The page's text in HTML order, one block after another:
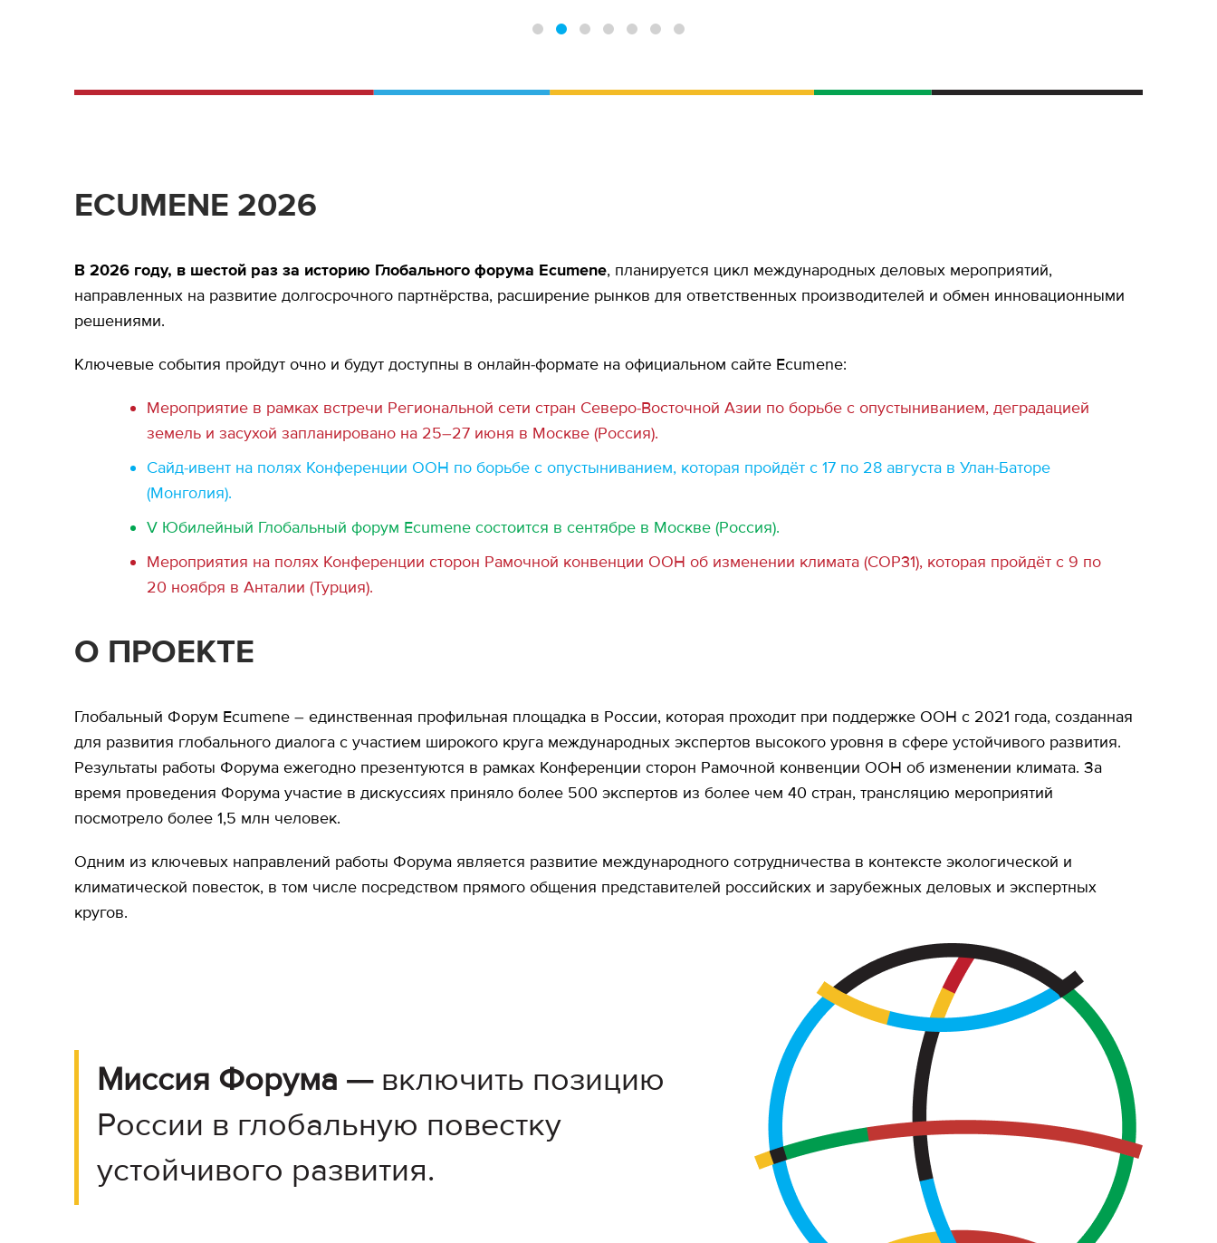
ECUMENE 2026
В 2026 году, в шестой раз за историю Глобального форума Ecumene, планируется цикл международных деловых мероприятий,
направленных на развитие долгосрочного партнёрства, расширение рынков для ответственных производителей и обмен инновационными
решениями.
Ключевые события пройдут очно и будут доступны в онлайн-формате на официальном сайте Ecumene:
Мероприятие в рамках встречи Региональной сети стран Северо-Восточной Азии по борьбе с опустыниванием, деградацией
земель и засухой запланировано на 25–27 июня в Москве (Россия).
Сайд-ивент на полях Конференции ООН по борьбе с опустыниванием, которая пройдёт с 17 по 28 августа в Улан-Баторе
(Монголия).
V Юбилейный Глобальный форум Ecumene состоится в сентябре в Москве (Россия).
Мероприятия на полях Конференции сторон Рамочной конвенции ООН об изменении климата (COP31), которая пройдёт с 9 по
20 ноября в Анталии (Турция).
О ПРОЕКТЕ
Глобальный Форум Ecumene – единственная профильная площадка в России, которая проходит при поддержке ООН с 2021 года, созданная
для развития глобального диалога с участием широкого круга международных экспертов высокого уровня в сфере устойчивого развития.
Результаты работы Форума ежегодно презентуются в рамках Конференции сторон Рамочной конвенции ООН об изменении климата. За
время проведения Форума участие в дискуссиях приняло более 500 экспертов из более чем 40 стран, трансляцию мероприятий
посмотрело более 1,5 млн человек.
Одним из ключевых направлений работы Форума является развитие международного сотрудничества в контексте экологической и
климатической повесток, в том числе посредством прямого общения представителей российских и зарубежных деловых и экспертных
кругов.
Миссия Форума — включить позицию
России в глобальную повестку
устойчивого развития.